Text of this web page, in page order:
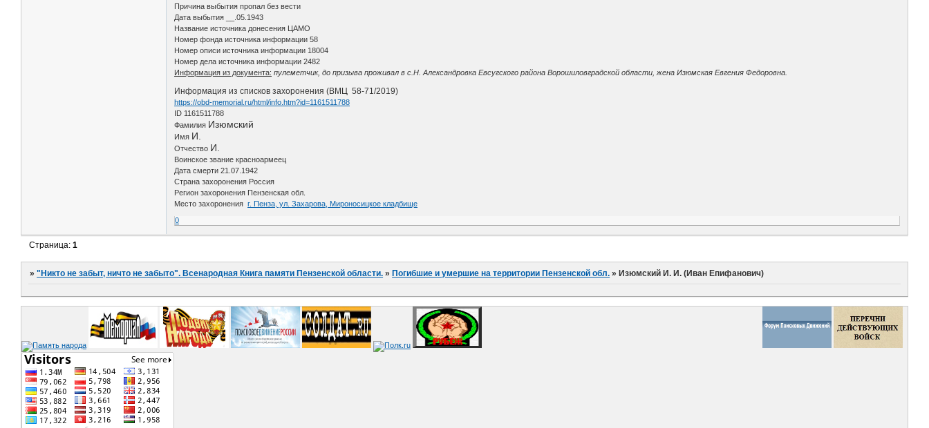
Причина выбытия пропал без вести
Дата выбытия __.05.1943
Название источника донесения ЦАМО
Номер фонда источника информации 58
Номер описи источника информации 18004
Номер дела источника информации 2482
Информация из документа: пулеметчик, до призыва проживал в с.Н. Александровка Евсугского района Ворошиловградской области, жена Изюмская Евгения Федоровна.
Информация из списков захоронения (ВМЦ 58-71/2019)
https://obd-memorial.ru/html/info.htm?id=1161511788
ID 1161511788
Фамилия Изюмский
Имя И.
Отчество И.
Воинское звание красноармеец
Дата смерти 21.07.1942
Страна захоронения Россия
Регион захоронения Пензенская обл.
Место захороненияг. Пенза, ул. Захарова, Мироносицкое кладбище
0
Страница:1
»"Никто не забыт, ничто не забыто". Всенародная Книга памяти Пензенской области. » Погибшие и умершие на территории Пензенской обл. » Изюмский И. И. (Иван Епифанович)